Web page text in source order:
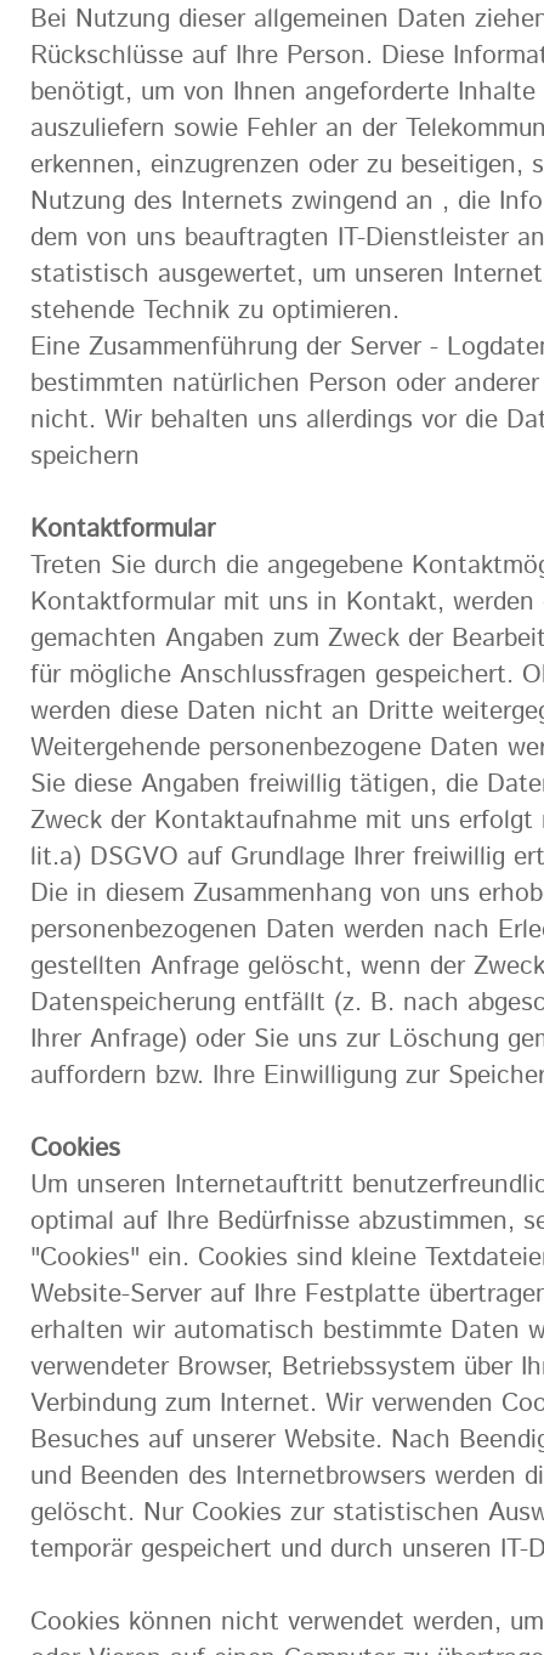
Bei Nutzung dieser allgemeinen Daten
Rückschlüsse auf Ihre Person. Diese
benötigt, um von Ihnen angeforderte
auszuliefern sowie Fehler an der
erkennen, einzugrenzen oder zu beseitigen,
Nutzung des Internets zwingend an , die
dem von uns beauftragten IT-Dienstleister
statistisch ausgewertet, um unseren
stehende Technik zu optimieren.
Eine Zusammenführung der Server -
bestimmten natürlichen Person oder
nicht. Wir behalten uns allerdings vor die
speichern
Kontaktformular
Treten Sie durch die angegebene
Kontaktformular mit uns in Kontakt, werden
gemachten Angaben zum Zweck der
für mögliche Anschlussfragen gespeichert.
werden diese Daten nicht an Dritte
Weitergehende personenbezogene Daten
Sie diese Angaben freiwillig tätigen, die
Zweck der Kontaktaufnahme mit uns erfolgt
lit.a) DSGVO auf Grundlage Ihrer freiwillig
Die in diesem Zusammenhang von uns
personenbezogenen Daten werden nach
gestellten Anfrage gelöscht, wenn der
Datenspeicherung entfällt (z. B. nach
Ihrer Anfrage) oder Sie uns zur Löschung
auffordern bzw. Ihre Einwilligung zur
Cookies
Um unseren Internetauftritt
optimal auf Ihre Bedürfnisse abzustimmen,
"Cookies" ein. Cookies sind kleine
Website-Server auf Ihre Festplatte
erhalten wir automatisch bestimmte Daten
verwendeter Browser, Betriebssystem über
Verbindung zum Internet. Wir verwenden
Besuches auf unserer Website. Nach
und Beenden des Internetbrowsers werden
gelöscht. Nur Cookies zur statistischen
temporär gespeichert und durch unseren
Cookies können nicht verwendet werden,